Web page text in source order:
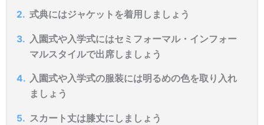
式典にはジャケットを着用しましょう
入園式や入学式にはセミフォーマル・インフォー
マルスタイルで出席しましょう
入園式や入学式の服装には明るめの色を取り入れ
ましょう
スカート丈は膝丈にしましょう